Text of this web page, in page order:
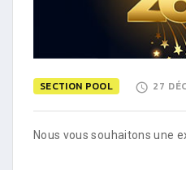
SECTION POOL 27
Nous vous souhaitons une